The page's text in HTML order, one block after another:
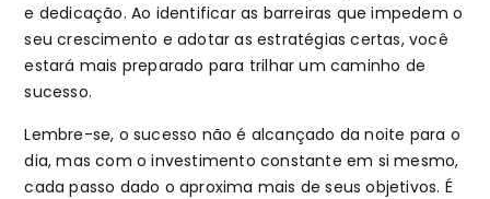
e dedicação. Ao identificar as barreiras que impedem o
seu crescimento e adotar as estratégias certas, você
estará mais preparado para trilhar um caminho de
sucesso.
Lembre-se, o sucesso não é alcançado da noite para o
dia, mas com o investimento constante em si mesmo,
cada passo dado o aproxima mais de seus objetivos. É